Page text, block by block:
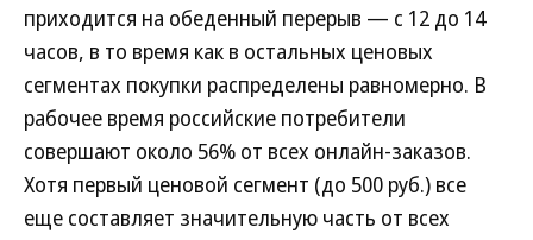
приходится на обеденный перерыв — с 12 до 14
часов, в то время как в остальных ценовых
сегментах покупки распределены равномерно. В
рабочее время российские потребители
совершают около 56% от всех онлайн-заказов.
Хотя первый ценовой сегмент (до 500 руб.) все
еще составляет значительную часть от всех